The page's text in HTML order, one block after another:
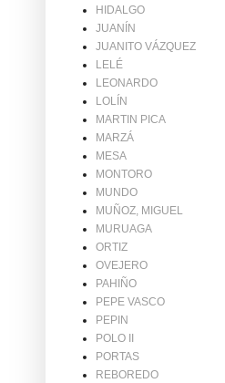
HIDALGO
JUANÍN
JUANITO VÁZQUEZ
LELÉ
LEONARDO
LOLÍN
MARTIN PICA
MARZÁ
MESA
MONTORO
MUNDO
MUÑOZ, MIGUEL
MURUAGA
ORTIZ
OVEJERO
PAHIÑO
PEPE VASCO
PEPIN
POLO II
PORTAS
REBOREDO